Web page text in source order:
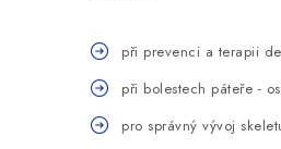
při prevenci a terapii
při bolestech páteře -
pro správný vývoj